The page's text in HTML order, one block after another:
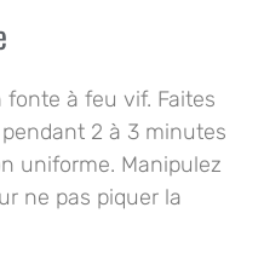
à feu vif. Faites
2 à 3 minutes
uniforme. Manipulez
ne pas piquer la